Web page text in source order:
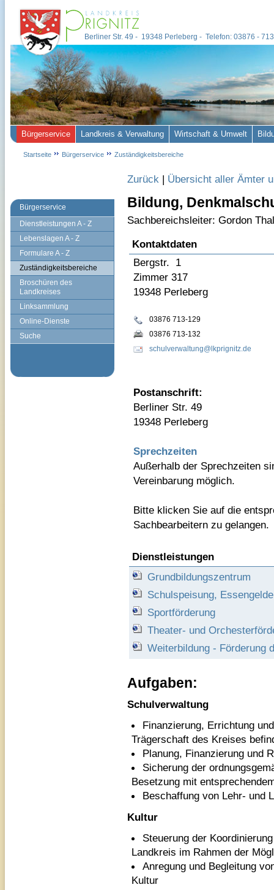
Bürgerservice
Dienstleistungen A - Z
Lebenslagen A - Z
Formulare A - Z
Zuständigkeitsbereiche
Broschüren des
Landkreises
Linksammlung
Online-Dienste
Suche
Zurück | Übersicht aller Ämter
Bildung,
Sachbereichsleiter: Gordon
Kontaktdaten
Bergstr. 1
Zimmer 317
19348 Perleberg
03876 713-129
03876 713-132
schulverwaltung@lkprignitz.de
Postanschrift:
Berliner Str. 49
19348 Perleberg
Sprechzeiten
Außerhalb der Sprechzeiten
Vereinbarung möglich.
Bitte klicken Sie auf die
Sachbearbeitern zu gelangen.
Dienstleistungen
Grundbildungszentrum
Schulspeisung,
Sportförderung
Theater- und
Weiterbildung - Förderung
Aufgaben:
Schulverwaltung
Finanzierung, Errichtung
Trägerschaft des Kreises
Planung, Finanzierung und
Sicherung der
Besetzung mit
Beschaffung von Lehr- und
Kultur
Steuerung der
Landkreis im Rahmen der
Anregung und Begleitung
Kultur
Berliner Str. 49 - 19348 Perleberg - Telefon: 03876 -
Bürgerservice Landkreis & Verwaltung Wirtschaft & Umwelt
Startseite Bürgerservice Zuständigkeitsbereiche